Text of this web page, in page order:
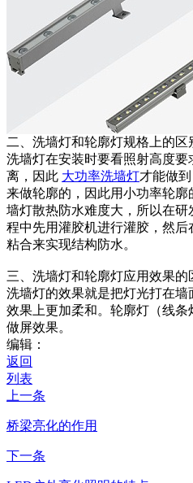
二、洗墙灯和轮廓灯规格上的区
洗墙灯在安装时要看照射高度
离，因此 大功率洗墙灯才能做
来做轮廓的，因此用小功率轮
墙灯散热防水难度大，所以在
程中先用灌胶机进行灌胶，然
粘合来实现结构防水。
三、洗墙灯和轮廓灯应用效果的
洗墙灯的效果就是把灯光打在墙
效果上更加柔和。轮廓灯（线
做屏效果。
编辑：
返回
列表
上一条
桥梁亮化的作用
下一条